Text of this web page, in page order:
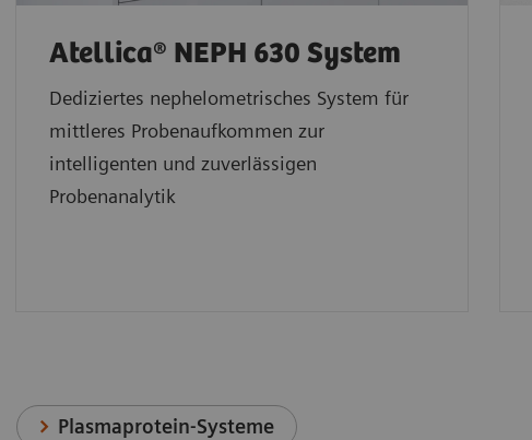
Atellica® NEPH 630 System
Dediziertes nephelometrisches System für
mittleres Probenaufkommen zur
intelligenten und zuverlässigen
Probenanalytik
Plasmaprotein-Systeme